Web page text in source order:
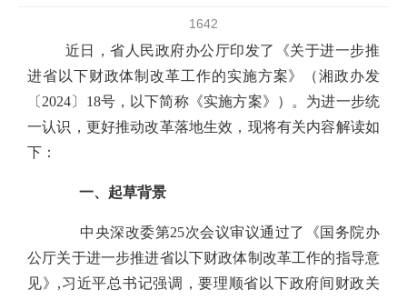
1642
近日，省人民政府办公厅印发了《关于进一步推
进省以下财政体制改革工作的实施方案》（湘政办发
〔2024〕18号，以下简称《实施方案》）。为进一步统
一认识，更好推动改革落地生效，现将有关内容解读如
下：
一、起草背景
中央深改委第25次会议审议通过了《国务院办
公厅关于进一步推进省以下财政体制改革工作的指导意
见》,习近平总书记强调，要理顺省以下政府间财政关